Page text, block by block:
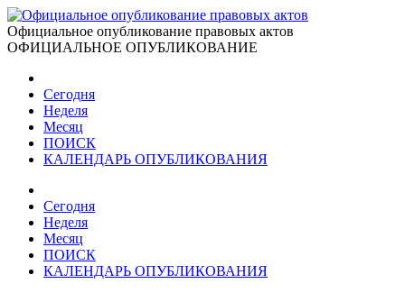
Официальное опубликование правовых актов
ОФИЦИАЛЬНОЕ ОПУБЛИКОВАНИЕ
Сегодня
Неделя
Месяц
ПОИСК
КАЛЕНДАРЬ ОПУБЛИКОВАНИЯ
Сегодня
Неделя
Месяц
ПОИСК
КАЛЕНДАРЬ ОПУБЛИКОВАНИЯ